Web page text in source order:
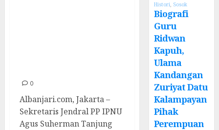
0
Albanjari.com, Jakarta –
Sekretaris Jendral PP IPNU
Agus Suherman Tanjung
Histori, Sosok
Biografi
Guru
Ridwan
Kapuh,
Ulama
Kandangan
Zuriyat Datu
Kalampayan
Pihak
Perempuan